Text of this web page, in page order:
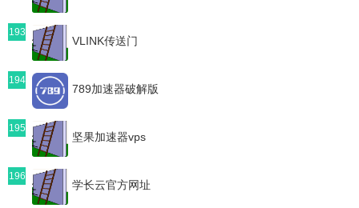
193
VLINK传送门
194
789加速器破解版
195
坚果加速器vps
196
学长云官方网址